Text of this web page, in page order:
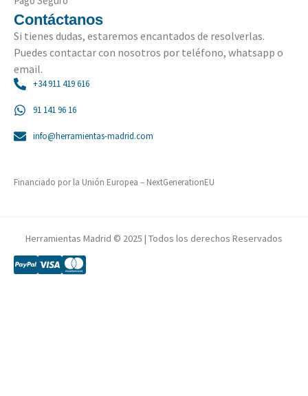
Contáctanos
Si tienes dudas, estaremos encantados de resolverlas.
Puedes contactar con nosotros por teléfono, whatsapp o
email.
+34 911 419 616
91 141 96 16
info@herramientas-madrid.com
Financiado por la Unión Europea – NextGenerationEU
Herramientas Madrid © 2025 | Todos los derechos Reservados